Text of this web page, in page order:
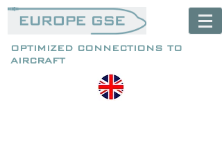
OPTIMIZED CONNECTIONS TO
AIRCRAFT